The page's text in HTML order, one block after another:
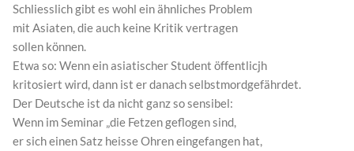
Schliesslich gibt es wohl ein ähnliches Problem
mit Asiaten, die auch keine Kritik vertragen
sollen können.
Etwa so: Wenn ein asiatischer Student öffentlicjh
kritosiert wird, dann ist er danach selbstmordgefährdet.
Der Deutsche ist da nicht ganz so sensibel:
Wenn im Seminar „die Fetzen geflogen sind,
er sich einen Satz heisse Ohren eingefangen hat,